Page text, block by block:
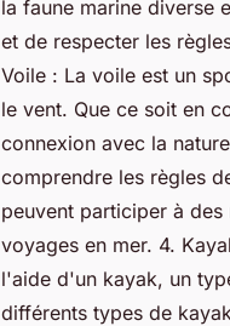
la faune marine diverse
et de respecter les
Voile : La voile est un
le vent. Que ce soit en
connexion avec la
comprendre les règles
peuvent participer à
voyages en mer. 4.
l'aide d'un kayak, un
différents types de